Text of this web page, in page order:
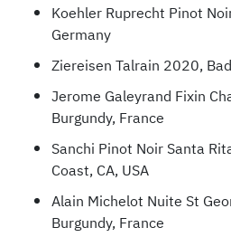
Koehler Ruprecht Pinot
Germany
Ziereisen Talrain 2020,
Jerome Galeyrand Fixin
Burgundy, France
Sanchi Pinot Noir Santa
Coast, CA, USA
Alain Michelot Nuite St
Burgundy, France